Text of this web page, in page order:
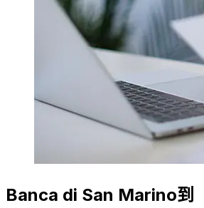
Banca di San Marino到